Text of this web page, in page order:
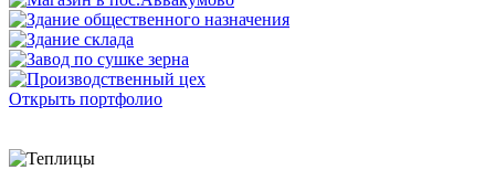
Открыть портфолио